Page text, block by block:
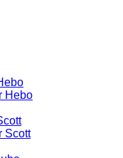
Hebo
Scott